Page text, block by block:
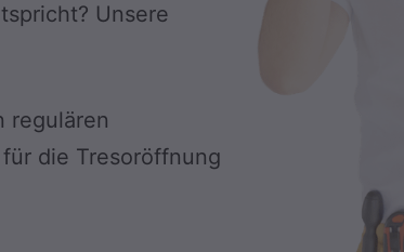
Unsere
regulären
für die Tresoröffnung